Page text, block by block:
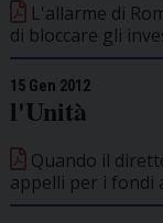
L'allarme di
di bloccare gli
15 Gen 2012
l'Unità
Quando il
appelli per i fondi